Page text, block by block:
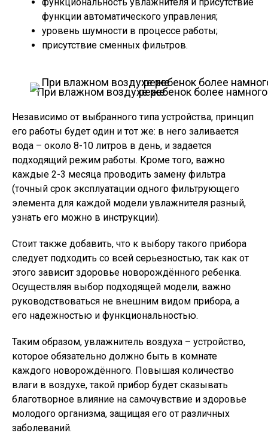
функции автоматического управления;
уровень шумности в процессе работы;
присутствие сменных фильтров.
При влажном воздухе ребенок более намного реже
Независимо от выбранного типа устройства, принцип
его работы будет один и тот же: в него заливается
вода – около 8-10 литров в день, и задается
подходящий режим работы. Кроме того, важно
каждые 2-3 месяца проводить замену фильтра
(точный срок эксплуатации одного фильтрующего
элемента для каждой модели увлажнителя разный,
узнать его можно в инструкции).
Стоит также добавить, что к выбору такого прибора
следует подходить со всей серьезностью, так как от
этого зависит здоровье новорождённого ребенка.
Осуществляя выбор подходящей модели, важно
руководствоваться не внешним видом прибора, а
его надежностью и функциональностью.
Таким образом, увлажнитель воздуха – устройство,
которое обязательно должно быть в комнате
каждого новорождённого. Повышая количество
влаги в воздухе, такой прибор будет сказывать
благотворное влияние на самочувствие и здоровье
молодого организма, защищая его от различных
заболеваний.